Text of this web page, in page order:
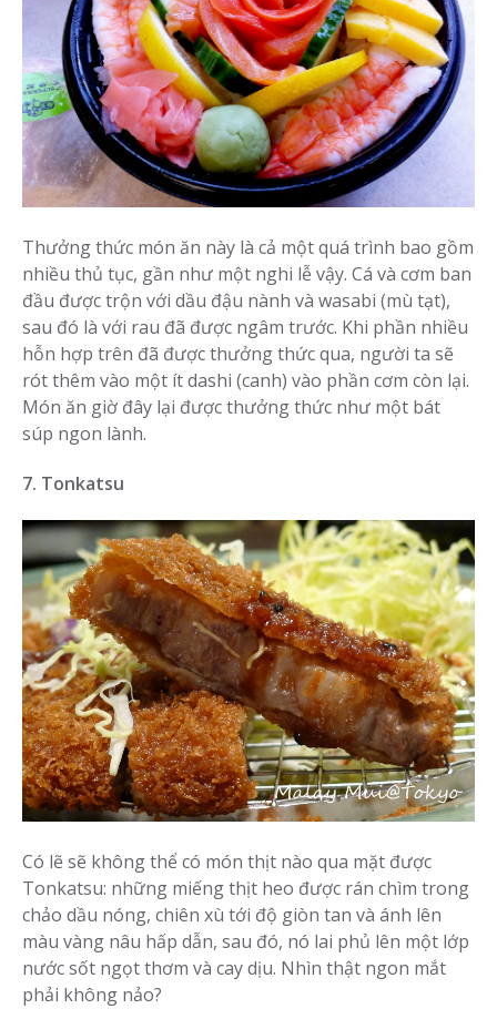
Thưởng thức món ăn này là cả một quá trình bao gồm
nhiều thủ tục, gần như một nghi lễ vậy. Cá và cơm ban
đầu được trộn với dầu đậu nành và wasabi (mù tạt),
sau đó là với rau đã được ngâm trước. Khi phần nhiều
hỗn hợp trên đã được thưởng thức qua, người ta sẽ
rót thêm vào một ít dashi (canh) vào phần cơm còn lại.
Món ăn giờ đây lại được thưởng thức như một bát
súp ngon lành.
7. Tonkatsu
Có lẽ sẽ không thể có món thịt nào qua mặt được
Tonkatsu: những miếng thịt heo được rán chìm trong
chảo dầu nóng, chiên xù tới độ giòn tan và ánh lên
màu vàng nâu hấp dẫn, sau đó, nó lai phủ lên một lớp
nước sốt ngọt thơm và cay dịu. Nhìn thật ngon mắt
phải không nảo?